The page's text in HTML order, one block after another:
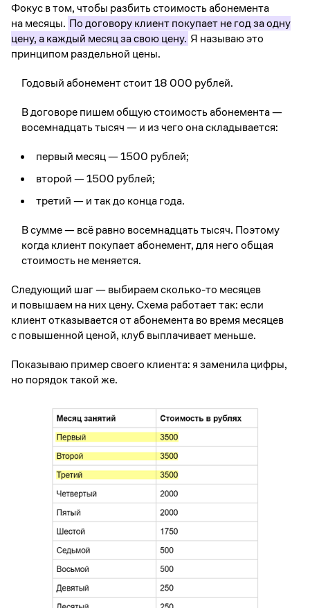
Фокус в том, чтобы разбить стоимость абонемента
на месяцы. По договору клиент покупает не год за одну
цену, а каждый месяц за свою цену. Я называю это
принципом раздельной цены.
Годовый абонемент стоит 18 000 рублей.
В договоре пишем общую стоимость абонемента —
восемнадцать тысяч — и из чего она складывается:
первый месяц — 1500 рублей;
второй — 1500 рублей;
третий — и так до конца года.
В сумме — всё равно восемнадцать тысяч. Поэтому
когда клиент покупает абонемент, для него общая
стоимость не меняется.
Следующий шаг — выбираем сколько-то месяцев
и повышаем на них цену. Схема работает так: если
клиент отказывается от абонемента во время месяцев
с повышенной ценой, клуб выплачивает меньше.
Показываю пример своего клиента: я заменила цифры,
но порядок такой же.